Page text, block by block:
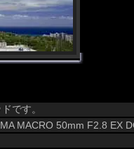
です。
MACRO 50mm F2.8 EX